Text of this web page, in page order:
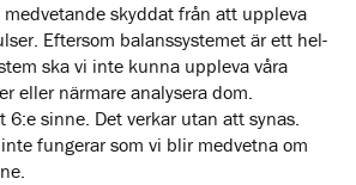
skyddat från att uppleva
Eftersom balanssystemet är ett hel-
ska vi inte kunna uppleva våra
eller närmare analysera dom.
6:e sinne. Det verkar utan att synas.
fungerar som vi blir medvetna om